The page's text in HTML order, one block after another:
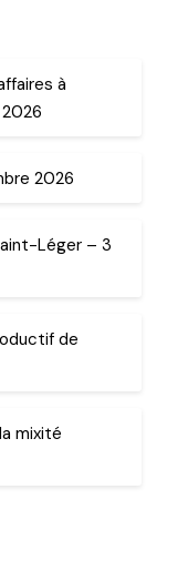
à
2026
Léger – 3
de
mixité